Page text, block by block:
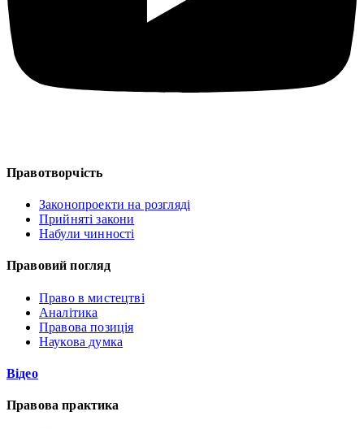
Правотворчість
Законопроекти на розгляді
Прийняті закони
Набули чинності
Правовий погляд
Право в мистецтві
Аналітика
Правова позиція
Наукова думка
Відео
Правова практика